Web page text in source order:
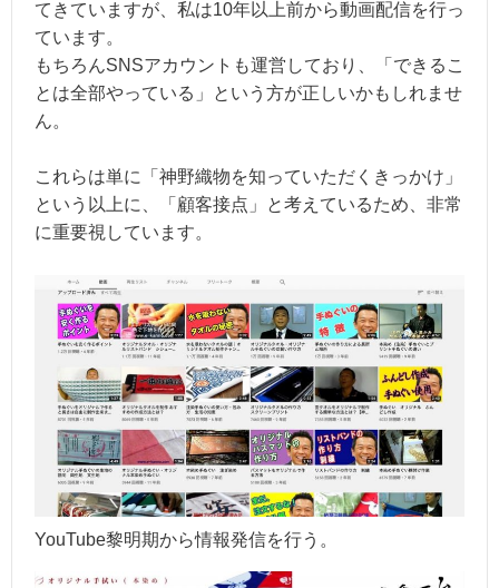
てきていますが、私は10年以上前から動画配信を行っ
ています。
もちろんSNSアカウントも運営しており、「できるこ
とは全部やっている」という方が正しいかもしれませ
ん。
これらは単に「神野織物を知っていただくきっかけ」
という以上に、「顧客接点」と考えているため、非常
に重要視しています。
YouTube黎明期から情報発信を行う。